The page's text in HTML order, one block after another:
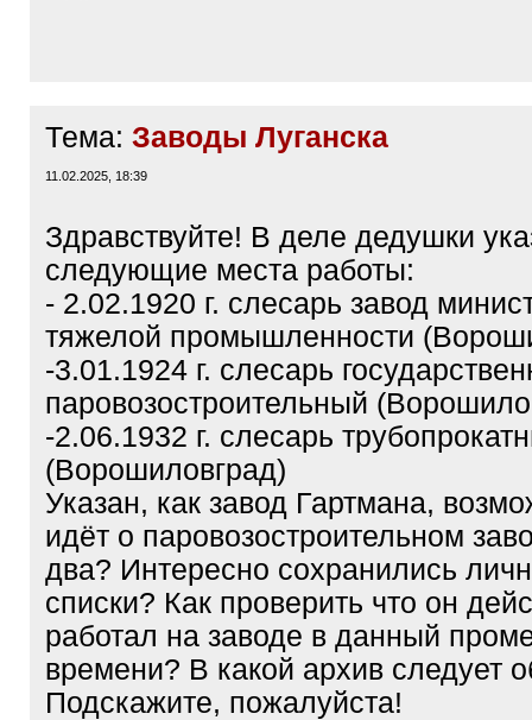
Тема: Заводы Луганска
11.02.2025, 18:39
Здравствуйте! В деле дедушки
следующие места работы:
- 2.02.1920 г. слесарь завод
тяжелой промышленности
-3.01.1924 г. слесарь
паровозостроительный
-2.06.1932 г. слесарь
(Ворошиловград)
Указан, как завод Гартмана,
идёт о паровозостроительном
два? Интересно сохранились
списки? Как проверить что он
работал на заводе в данный
времени? В какой архив следует
Подскажите, пожалуйста!